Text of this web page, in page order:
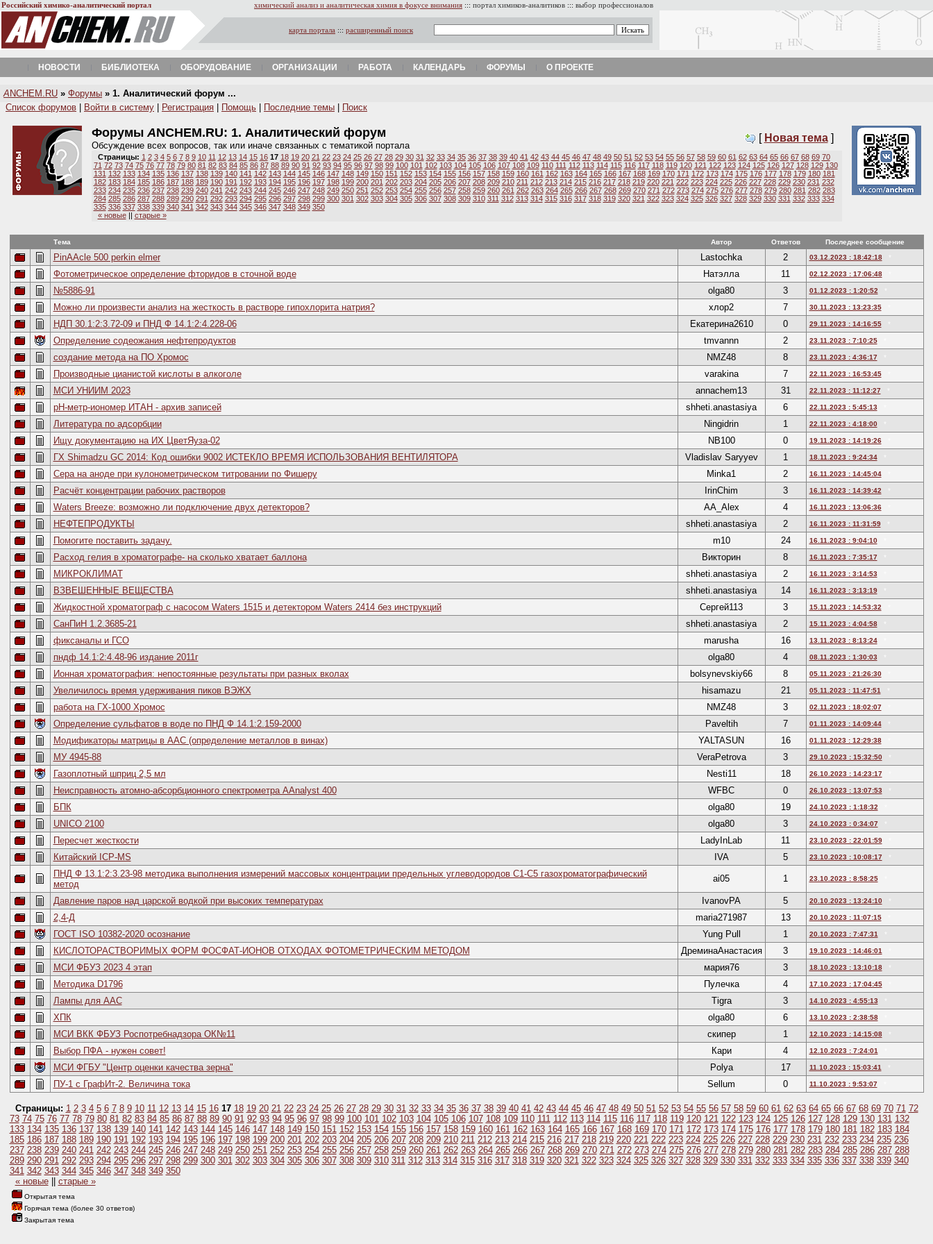
Российский химико-аналитический портал химический анализ и аналитическая химия в фокусе внимания ::: портал химиков-аналитиков ::: выбор профессионалов
карта портала ::: расширенный поиск
НОВОСТИ БИБЛИОТЕКА ОБОРУДОВАНИЕ ОРГАНИЗАЦИИ РАБОТА КАЛЕНДАРЬ ФОРУМЫ О ПРОЕКТЕ
A NCHEM.RU » Форумы » 1. Аналитический форум ...
Список форумов
Войти в систему Регистрация Помощь Последние темы Поиск
ФорумыANCHEM.RU: 1. Аналитический форум
Обсуждение всех вопросов, так или иначе связанных с тематикой портала
[ Новая тема]
Страницы: 1 2 3 4 5 6 7 8 9 10 11 12 13 14 15 16 17 18 19 20 21 22 23 24 25 26 27 28 29 30 31 32 33 34 35 36 37 38 39 40 41 42 43 44 45 46 47 48 49 50 51 52 53 54 55 56 57 58 59 60 61 62 63 64 65 66 67 68 69 70
71 72 73 74 75 76 77 78 79 80 81 82 83 84 85 86 87 88 89 90 91 92 93 94 95 96 97 98 99 100 101 102 103 104 105 106 107 108 109 110 111 112 113 114 115 116 117 118 119 120 121 122 123 124 125 126 127 128 129 130
131 132 133 134 135 136 137 138 139 140 141 142 143 144 145 146 147 148 149 150 151 152 153 154 155 156 157 158 159 160 161 162 163 164 165 166 167 168 169 170 171 172 173 174 175 176 177 178 179 180 181
182 183 184 185 186 187 188 189 190 191 192 193 194 195 196 197 198 199 200 201 202 203 204 205 206 207 208 209 210 211 212 213 214 215 216 217 218 219 220 221 222 223 224 225 226 227 228 229 230 231 232
233 234 235 236 237 238 239 240 241 242 243 244 245 246 247 248 249 250 251 252 253 254 255 256 257 258 259 260 261 262 263 264 265 266 267 268 269 270 271 272 273 274 275 276 277 278 279 280 281 282 283
284 285 286 287 288 289 290 291 292 293 294 295 296 297 298 299 300 301 302 303 304 305 306 307 308 309 310 311 312 313 314 315 316 317 318 319 320 321 322 323 324 325 326 327 328 329 330 331 332 333 334
335 336 337 338 339 340 341 342 343 344 345 346 347 348 349 350
« новые|| старые »
Тема Автор Ответов Последнее сообщение
PinAAcle 500 perkin elmer Lastochka 2 03.12.2023 : 18:42:18
Фотометрическое определение фторидов в сточной воде Натэлла 11 02.12.2023 : 17:06:48
№5886-91 olga80 3 01.12.2023 : 1:20:52
Можно ли произвести анализ на жесткость в растворе гипохлорита натрия? хлор2 7 30.11.2023 : 13:23:35
НДП 30.1:2:3.72-09 и ПНД Ф 14.1:2:4.228-06 Екатерина2610 0 29.11.2023 : 14:16:55
Определение содеожания нефтепродуктов tmvannn 2 23.11.2023 : 7:10:25
создание метода на ПО Хромос NMZ48 8 23.11.2023 : 4:36:17
Производные цианистой кислоты в алкоголе varakina 7 22.11.2023 : 16:53:45
МСИ УНИИМ 2023 annachem13 31 22.11.2023 : 11:12:27
рН-метр-иономер ИТАН - архив записей shheti.anastasiya 6 22.11.2023 : 5:45:13
Литература по адсорбции Ningidrin 1 22.11.2023 : 4:18:00
Ищу документацию на ИХ ЦветЯуза-02 NB100 0 19.11.2023 : 14:19:26
ГХ Shimadzu GC 2014: Код ошибки 9002 ИСТЕКЛО ВРЕМЯ ИСПОЛЬЗОВАНИЯ ВЕНТИЛЯТОРА Vladislav Saryyev 1 18.11.2023 : 9:24:34
Сера на аноде при кулонометрическом титровании по Фишеру Minka1 2 16.11.2023 : 14:45:04
Расчёт концентрации рабочих растворов IrinChim 3 16.11.2023 : 14:39:42
Waters Breeze: возможно ли подключение двух детекторов? AA_Alex 4 16.11.2023 : 13:06:36
НЕФТЕПРОДУКТЫ shheti.anastasiya 2 16.11.2023 : 11:31:59
Помогите поставить задачу. m10 24 16.11.2023 : 9:04:10
Расход гелия в хроматографе- на сколько хватает баллона Викторин 8 16.11.2023 : 7:35:17
МИКРОКЛИМАТ shheti.anastasiya 2 16.11.2023 : 3:14:53
ВЗВЕШЕННЫЕ ВЕЩЕСТВА shheti.anastasiya 14 16.11.2023 : 3:13:19
Жидкостной хроматограф с насосом Waters 1515 и детектором Waters 2414 без инструкций Сергей113 3 15.11.2023 : 14:53:32
СанПиН 1.2.3685-21 shheti.anastasiya 2 15.11.2023 : 4:04:58
фиксаналы и ГСО marusha 16 13.11.2023 : 8:13:24
пндф 14.1:2:4.48-96 издание 2011г olga80 4 08.11.2023 : 1:30:03
Ионная хроматография: непостоянные результаты при разных вколах bolsynevskiy66 8 05.11.2023 : 21:26:30
Увеличилось время удерживания пиков ВЭЖХ hisamazu 21 05.11.2023 : 11:47:51
работа на ГХ-1000 Хромос NMZ48 3 02.11.2023 : 18:02:07
Определение сульфатов в воде по ПНД Ф 14.1:2.159-2000 Paveltih 7 01.11.2023 : 14:09:44
Модификаторы матрицы в ААС (определение металлов в винах) YALTASUN 16 01.11.2023 : 12:29:38
МУ 4945-88 VeraPetrova 3 29.10.2023 : 15:32:50
Газоплотный шприц 2,5 мл Nesti11 18 26.10.2023 : 14:23:17
Неисправность атомно-абсорбционного спектрометра AAnalyst 400 WFBC 0 26.10.2023 : 13:07:53
БПК olga80 19 24.10.2023 : 1:18:32
UNICO 2100 olga80 3 24.10.2023 : 0:34:07
Пересчет жесткости LadyInLab 11 23.10.2023 : 22:01:59
Китайский ICP-MS IVA 5 23.10.2023 : 10:08:17
ПНД Ф 13.1:2:3.23-98 методика выполнения измерений массовых концентрации предельных углеводородов С1-С5 газохроматографический
метод
ai05 1 23.10.2023 : 8:58:25
Давление паров над царской водкой при высоких температурах IvanovPA 5 20.10.2023 : 13:24:10
2,4-Д maria271987 13 20.10.2023 : 11:07:15
ГОСТ ISO 10382-2020 осознание Yung Pull 1 20.10.2023 : 7:47:31
КИСЛОТОРАСТВОРИМЫХ ФОРМ ФОСФАТ-ИОНОВ ОТХОДАХ ФОТОМЕТРИЧЕСКИМ МЕТОДОМ ДреминаАнастасия 3 19.10.2023 : 14:46:01
МСИ ФБУЗ 2023 4 этап мария76 3 18.10.2023 : 13:10:18
Методика D1796 Пулечка 4 17.10.2023 : 17:04:45
Лампы для ААС Tigra 3 14.10.2023 : 4:55:13
ХПК olga80 6 13.10.2023 : 2:38:58
МСИ ВКК ФБУЗ Роспотребнадзора ОК№11 скипер 1 12.10.2023 : 14:15:08
Выбор ПФА - нужен совет! Кари 4 12.10.2023 : 7:24:01
МСИ ФГБУ "Центр оценки качества зерна" Polya 17 11.10.2023 : 15:03:41
ПУ-1 с ГрафИт-2. Величина тока Sellum 0 11.10.2023 : 9:53:07
Страницы: 1 2 3 4 5 6 7 8 9 10 11 12 13 14 15 16 17 18 19 20 21 22 23 24 25 26 27 28 29 30 31 32 33 34 35 36 37 38 39 40 41 42 43 44 45 46 47 48 49 50 51 52 53 54 55 56 57 58 59 60 61 62 63 64 65 66 67 68 69 70 71 72
73 74 75 76 77 78 79 80 81 82 83 84 85 86 87 88 89 90 91 92 93 94 95 96 97 98 99 100 101 102 103 104 105 106 107 108 109 110 111 112 113 114 115 116 117 118 119 120 121 122 123 124 125 126 127 128 129 130 131 132
133 134 135 136 137 138 139 140 141 142 143 144 145 146 147 148 149 150 151 152 153 154 155 156 157 158 159 160 161 162 163 164 165 166 167 168 169 170 171 172 173 174 175 176 177 178 179 180 181 182 183 184
185 186 187 188 189 190 191 192 193 194 195 196 197 198 199 200 201 202 203 204 205 206 207 208 209 210 211 212 213 214 215 216 217 218 219 220 221 222 223 224 225 226 227 228 229 230 231 232 233 234 235 236
237 238 239 240 241 242 243 244 245 246 247 248 249 250 251 252 253 254 255 256 257 258 259 260 261 262 263 264 265 266 267 268 269 270 271 272 273 274 275 276 277 278 279 280 281 282 283 284 285 286 287 288
289 290 291 292 293 294 295 296 297 298 299 300 301 302 303 304 305 306 307 308 309 310 311 312 313 314 315 316 317 318 319 320 321 322 323 324 325 326 327 328 329 330 331 332 333 334 335 336 337 338 339 340
341 342 343 344 345 346 347 348 349 350
« новые|| старые »
Открытая тема
Горячая тема (более 30 ответов)
Закрытая тема